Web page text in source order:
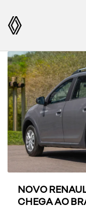
NOVO
CHEGA AO